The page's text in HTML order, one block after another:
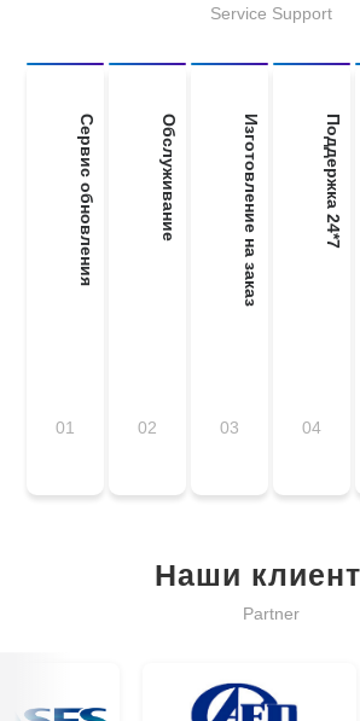
Service Support
Сервис обновления
01
Обслуживание
02
Изготовление на заказ
03
Поддержка 24*7
04
Наши
Partner